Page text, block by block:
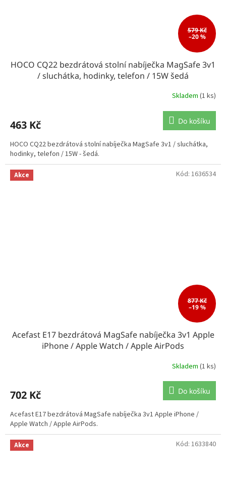
579 Kč
–20 %
HOCO CQ22 bezdrátová stolní nabíječka MagSafe 3v1
/ sluchátka, hodinky, telefon / 15W šedá
Skladem (1 ks)
463 Kč Do košíku
HOCO CQ22 bezdrátová stolní nabíječka MagSafe 3v1 / sluchátka,
hodinky, telefon / 15W - šedá.
Akce
877 Kč
–19 %
Acefast E17 bezdrátová MagSafe nabíječka 3v1 Apple
iPhone / Apple Watch / Apple AirPods
Skladem (1 ks)
702 Kč Do košíku
Acefast E17 bezdrátová MagSafe nabíječka 3v1 Apple iPhone /
Apple Watch / Apple AirPods.
Kód: 1636534
Akce Kód: 1633840